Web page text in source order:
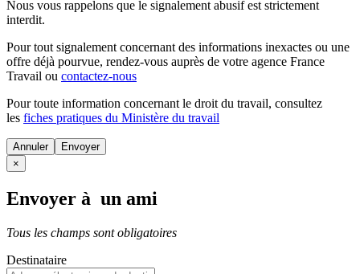
Nous vous rappelons que le signalement abusif est strictement
interdit.
Pour tout signalement concernant des informations inexactes ou une
offre déjà pourvue, rendez-vous auprès de votre agence France
Travail ou contactez-nous
Pour toute information concernant le droit du travail, consultez
les fiches pratiques du Ministère du travail
Annuler
×
Envoyer à un ami
Tous les champs sont obligatoires
Destinataire